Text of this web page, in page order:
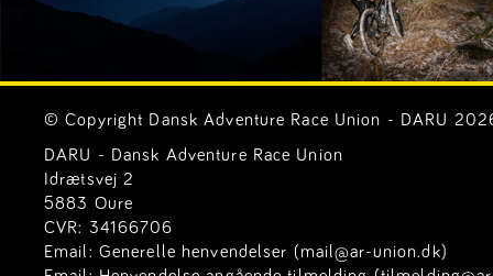
© Copyright Dansk Adventure Race Union - DARU
DARU - Dansk Adventure Race Union
Idrætsvej 2
5883 Oure
CVR: 34166706
Email: Generelle henvendelser (mail@ar-union.dk)